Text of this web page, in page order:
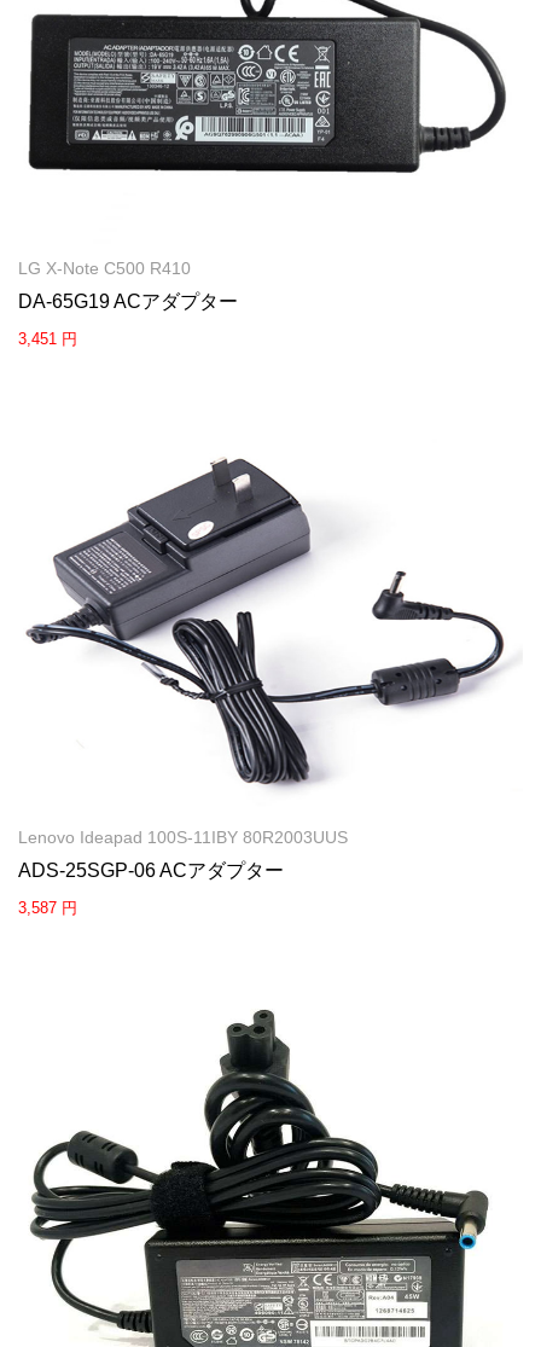
LG X-Note C500 R410
DA-65G19 ACアダプター
3,451 円
Lenovo Ideapad 100S-11IBY 80R2003UUS
ADS-25SGP-06 ACアダプター
3,587 円